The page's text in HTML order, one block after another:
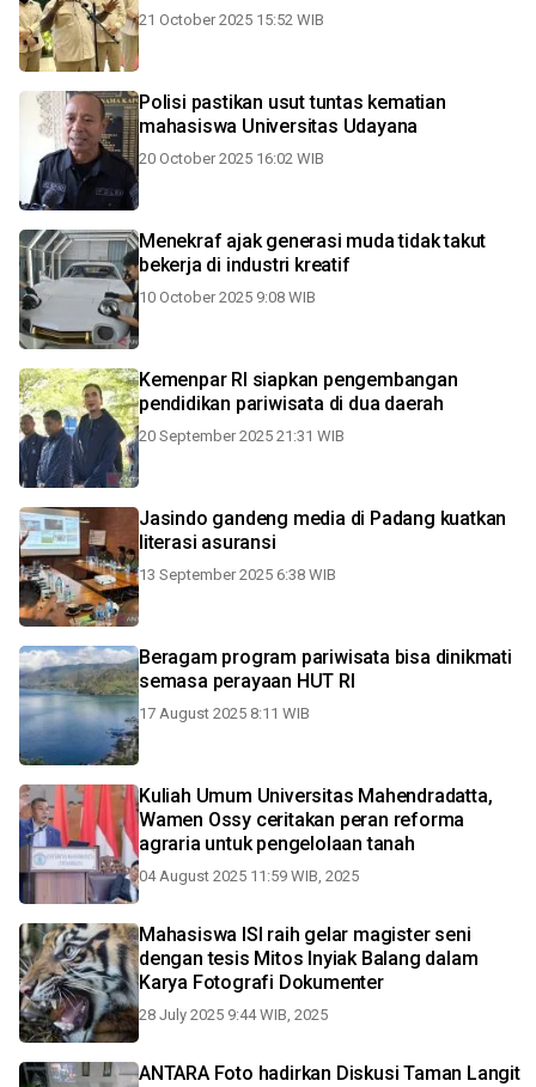
21 October 2025 15:52 WIB
Polisi pastikan usut tuntas kematian
mahasiswa Universitas Udayana
20 October 2025 16:02 WIB
Menekraf ajak generasi muda tidak takut
bekerja di industri kreatif
10 October 2025 9:08 WIB
Kemenpar RI siapkan pengembangan
pendidikan pariwisata di dua daerah
20 September 2025 21:31 WIB
Jasindo gandeng media di Padang kuatkan
literasi asuransi
13 September 2025 6:38 WIB
Beragam program pariwisata bisa dinikmati
semasa perayaan HUT RI
17 August 2025 8:11 WIB
Kuliah Umum Universitas Mahendradatta,
Wamen Ossy ceritakan peran reforma
agraria untuk pengelolaan tanah
04 August 2025 11:59 WIB, 2025
Mahasiswa ISI raih gelar magister seni
dengan tesis Mitos Inyiak Balang dalam
Karya Fotografi Dokumenter
28 July 2025 9:44 WIB, 2025
ANTARA Foto hadirkan Diskusi Taman Langit